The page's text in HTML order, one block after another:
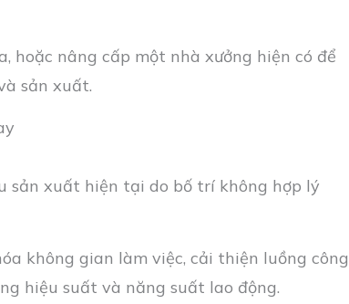
hoặc nâng cấp một nhà xưởng hiện có để
sản xuất.
sản xuất hiện tại do bố trí không hợp lý
không gian làm việc, cải thiện luồng công
hiệu suất và năng suất lao động.